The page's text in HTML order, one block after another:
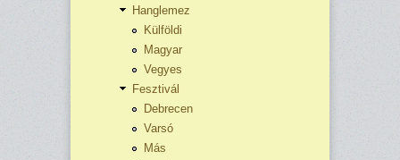
Hanglemez
Külföldi
Magyar
Vegyes
Fesztivál
Debrecen
Varsó
Más